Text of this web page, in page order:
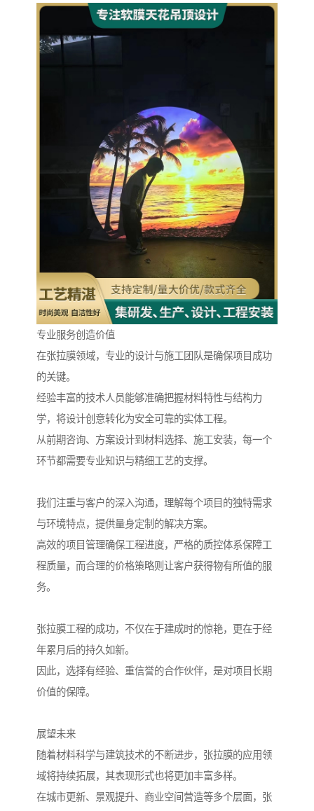
专业服务创造价值
在张拉膜领域，专业的设计与施工团队是确保项目成功
的关键。
经验丰富的技术人员能够准确把握材料特性与结构力
学，将设计创意转化为安全可靠的实体工程。
从前期咨询、方案设计到材料选择、施工安装，每一个
环节都需要专业知识与精细工艺的支撑。
我们注重与客户的深入沟通，理解每个项目的独特需求
与环境特点，提供量身定制的解决方案。
高效的项目管理确保工程进度，严格的质控体系保障工
程质量，而合理的价格策略则让客户获得物有所值的服
务。
张拉膜工程的成功，不仅在于建成时的惊艳，更在于经
年累月后的持久如新。
因此，选择有经验、重信誉的合作伙伴，是对项目长期
价值的保障。
展望未来
随着材料科学与建筑技术的不断进步，张拉膜的应用领
域将持续拓展，其表现形式也将更加丰富多样。
在城市更新、景观提升、商业空间营造等多个层面，张